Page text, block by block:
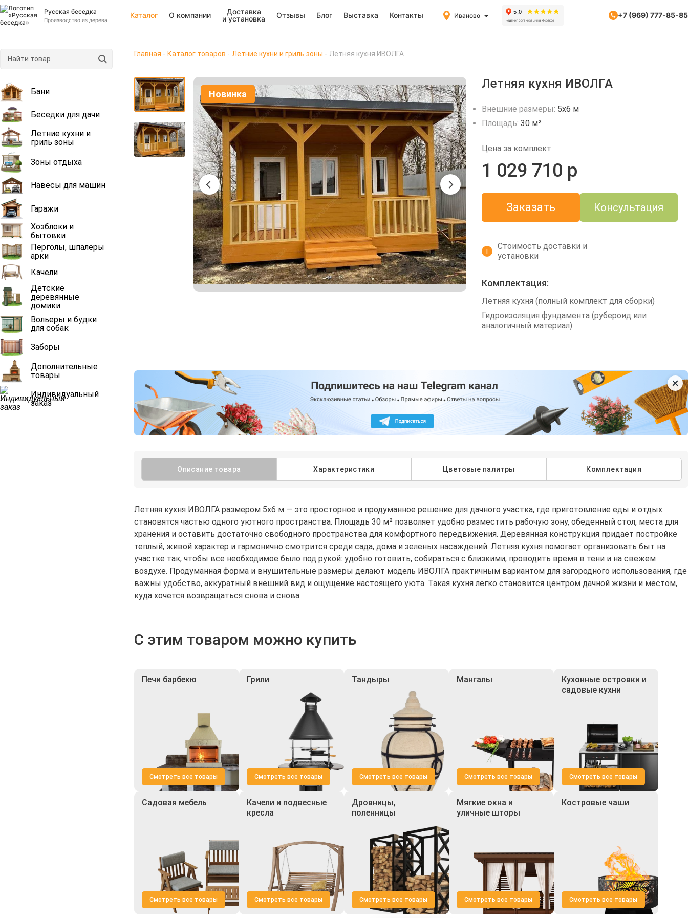
Русская беседка
Производство из дерева
Каталог О компании
Доставка
и установка
Отзывы Блог Выставка Контакты Иваново +7 (969) 777-85-85
Бани
Беседки для дачи
Летние кухни и
гриль зоны
Зоны отдыха
Навесы для машин
Гаражи
Хозблоки и
бытовки
Перголы, шпалеры
арки
Качели
Детские
деревянные
домики
Вольеры и будки
для собак
Заборы
Дополнительные
товары
Индивидуальный
заказ
Главная Каталог товаров Летние кухни и гриль зоны Летняя кухня ИВОЛГА
Новинка
Летняя кухня ИВОЛГА
Внешние размеры: 5x6 м
Площадь:30 м²
Цена за комплект
1 029 710 р
Заказать Консультация
i
Стоимость доставки и
установки
Комплектация:
Летняя кухня (полный комплект для сборки)
Гидроизоляция фундамента (рубероид или
аналогичный материал)
Описание товара Характеристики Цветовые палитры Комплектация
Летняя кухня ИВОЛГА размером 5x6 м — это просторное и продуманное решение для дачного участка, где приготовление еды и отдых
становятся частью одного уютного пространства. Площадь 30 м² позволяет удобно разместить рабочую зону, обеденный стол, места для
хранения и оставить достаточно свободного пространства для комфортного передвижения. Деревянная конструкция придает постройке
теплый, живой характер и гармонично смотрится среди сада, дома и зеленых насаждений. Летняя кухня помогает организовать быт на
участке так, чтобы все необходимое было под рукой: удобно готовить, собираться с близкими, проводить время в тени и на свежем
воздухе. Продуманная форма и внушительные размеры делают модель ИВОЛГА практичным вариантом для загородного использования, где
важны удобство, аккуратный внешний вид и ощущение настоящего уюта. Такая кухня легко становится центром дачной жизни и местом,
куда хочется возвращаться снова и снова.
С этим товаром можно купить
Печи барбекю
Смотреть все товары
Грили
Смотреть все товары
Тандыры
Смотреть все товары
Мангалы
Смотреть все товары
Кухонные островки и
садовые кухни
Смотреть все товары
Садовая мебель
Смотреть все товары
Качели и подвесные
кресла
Смотреть все товары
Дровницы,
поленницы
Смотреть все товары
Мягкие окна и
уличные шторы
Смотреть все товары
Костровые чаши
Смотреть все товары